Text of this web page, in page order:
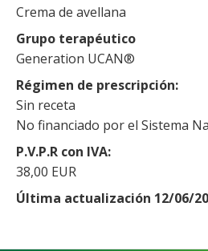
Crema de avellana
Grupo terapéutico
Generation UCAN®
Régimen de prescripción
Sin receta
No financiado por el Sistema
P.V.P.R con IVA
38,00 EUR
Última actualización 12/06/